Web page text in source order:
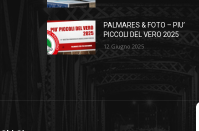
PALMARES & FOTO – PIU’
PICCOLI DEL VERO 2025
12 Giugno 2025